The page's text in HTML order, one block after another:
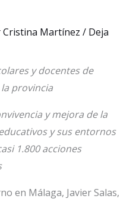
Cristina Martínez / Deja
y docentes de
provincia
y mejora de la
y sus entornos
1.800 acciones
en Málaga, Javier Salas,